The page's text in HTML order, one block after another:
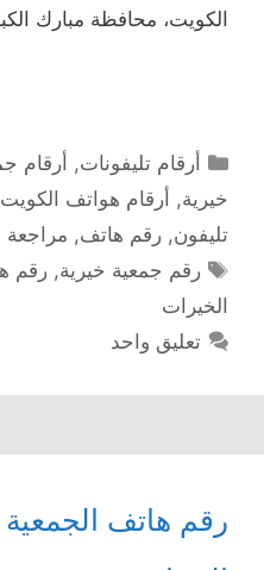
الكويت، محافظة مبارك
التصنيفات
أرقام تليفونات, أرقام
خيرية, أرقام هواتف الكويت
تليفون, رقم هاتف, مراجعة
الوسوم
رقم جمعية خيرية,رقم
الخيرات
تعليق واحد
رقم هاتف الجمعية